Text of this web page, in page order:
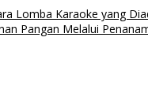
Lomba Karaoke yang
Pangan Melalui